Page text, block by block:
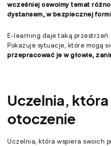
wcześniej oswoimy temat
dystansem, w bezpiecznej
E-learning daje taką przestrzeń.
Pokazuje sytuacje, które mogą
przepracować je w głowie,
Uczelnia,
otoczenie
Uczelnia, która wspiera swoich